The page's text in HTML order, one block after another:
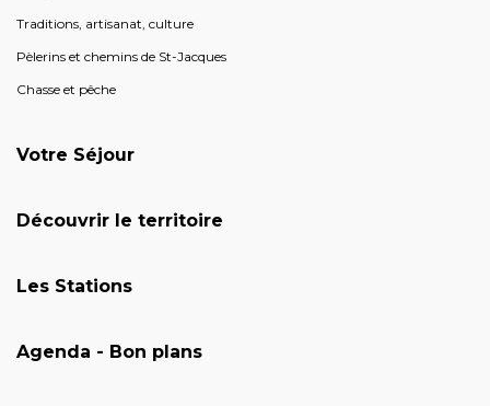
Traditions, artisanat, culture
Pèlerins et chemins de St-Jacques
Chasse et pêche
Votre Séjour
Découvrir le territoire
Les Stations
Agenda - Bon plans